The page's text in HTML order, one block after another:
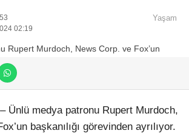
02:19
Yaşam
– Ünlü medya patronu Rupert Murdoch,
başkanılığı görevinden ayrılıyor.